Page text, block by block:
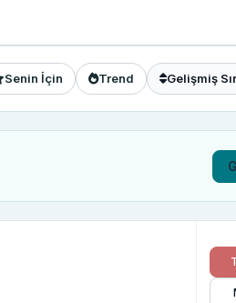
Senin İçin Trend Gelişmiş